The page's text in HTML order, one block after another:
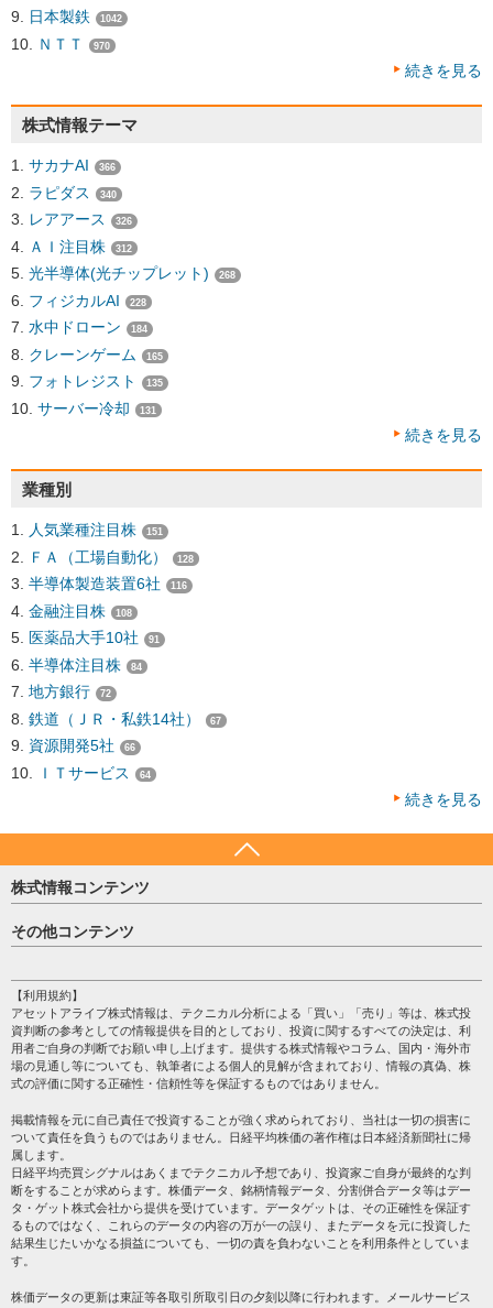
日本製鉄 1042
ＮＴＴ 970
続きを見る
株式情報テーマ
サカナAI 366
ラピダス 340
レアアース 326
ＡＩ注目株 312
光半導体(光チップレット) 268
フィジカルAI 228
水中ドローン 184
クレーンゲーム 165
フォトレジスト 135
サーバー冷却 131
続きを見る
業種別
人気業種注目株 151
ＦＡ（工場自動化） 128
半導体製造装置6社 116
金融注目株 108
医薬品大手10社 91
半導体注目株 84
地方銀行 72
鉄道（ＪＲ・私鉄14社） 67
資源開発5社 66
ＩＴサービス 64
続きを見る
株式情報コンテンツ
日経平均
売買シグナル
株テーマ情報
海外市況
投資カレンダー
格付け情報
その他コンテンツ
個人情報保護方針
プライバシーポリシー
会社案内
サイトマップ
過去データ
【利用規約】
アセットアライブ株式情報は、テクニカル分析による「買い」「売り」等は、株式投
資判断の参考としての情報提供を目的としており、投資に関するすべての決定は、利
用者ご自身の判断でお願い申し上げます。提供する株式情報やコラム、国内・海外市
場の見通し等についても、執筆者による個人的見解が含まれており、情報の真偽、株
式の評価に関する正確性・信頼性等を保証するものではありません。
掲載情報を元に自己責任で投資することが強く求められており、当社は一切の損害に
ついて責任を負うものではありません。日経平均株価の著作権は日本経済新聞社に帰
属します。
日経平均売買シグナルはあくまでテクニカル予想であり、投資家ご自身が最終的な判
断をすることが求めらます。株価データ、銘柄情報データ、分割併合データ等はデー
タ・ゲット株式会社から提供を受けています。データゲットは、その正確性を保証す
るものではなく、これらのデータの内容の万が一の誤り、またデータを元に投資した
結果生じたいかなる損益についても、一切の責を負わないことを利用条件としていま
す。
株価データの更新は東証等各取引所取引日の夕刻以降に行われます。メールサービス